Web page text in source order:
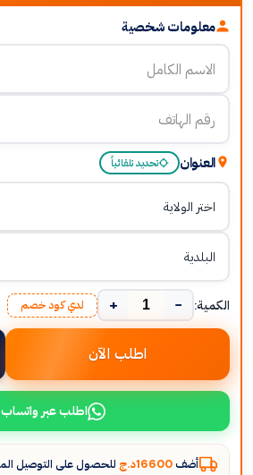
معلومات شخصية
العنوان تحديد تلقائياً
الكمية: −
+ لدي كود خصم
اطلب الآن
اطلب عبر واتساب
أضف 16600د.ج للحصول على التوصيل